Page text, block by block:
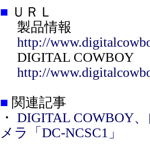
■ ＵＲＬ
製品情報
http://
DIGITAL COWBOY
http://
■ 関連記事
・ DIGITAL COWBOY
メラ「DC-NCSC1」